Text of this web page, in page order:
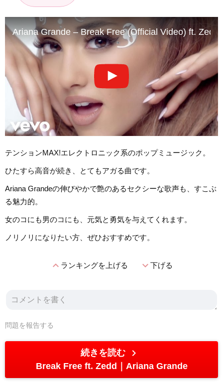
Ariana Grande – Break Free (Official Video) ft. Zedd
テンションMAX!エレクトロニック系のポップミュージック。
ひたすら高音が続き、とてもアガる曲です。
Ariana Grandeの伸びやかで艶のあるセクシーな歌声も、すこぶ
る魅力的。
女のコにも男のコにも、元気と勇気を与えてくれます。
ノリノリになりたい方、ぜひおすすめです。
expand_lessランキングを上げる expand_more下げる
問題を報告する
続きを読む chevron_right
Break Free ft. Zedd Ariana Grande